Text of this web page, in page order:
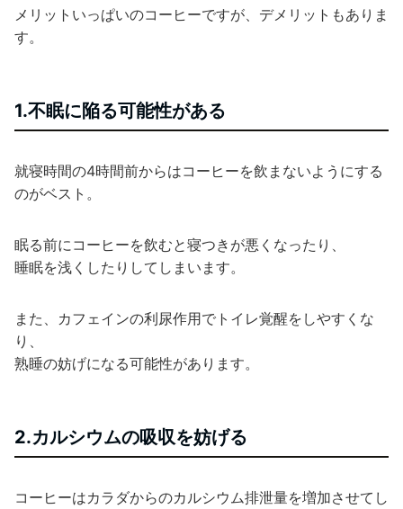
メリットいっぱいのコーヒーですが、デメリットもありま
す。
1.不眠に陥る可能性がある
就寝時間の4時間前からはコーヒーを飲まないようにする
のがベスト。
眠る前にコーヒーを飲むと寝つきが悪くなったり、
睡眠を浅くしたりしてしまいます。
また、カフェインの利尿作用でトイレ覚醒をしやすくな
り、
熟睡の妨げになる可能性があります。
2.カルシウムの吸収を妨げる
コーヒーはカラダからのカルシウム排泄量を増加させてし